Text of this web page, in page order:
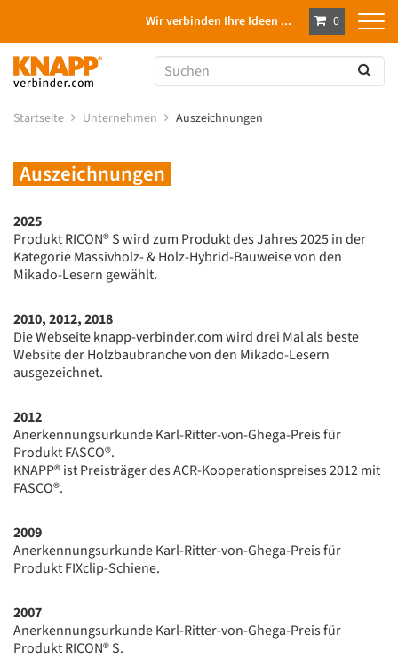
Wir verbinden Ihre Ideen ... 0
Startseite Unternehmen Auszeichnungen
Auszeichnungen
2025
Produkt RICON® S wird zum Produkt des Jahres 2025 in der
Kategorie Massivholz- & Holz-Hybrid-Bauweise von den
Mikado-Lesern gewählt.
2010, 2012, 2018
Die Webseite knapp-verbinder.com wird drei Mal als beste
Website der Holzbaubranche von den Mikado-Lesern
ausgezeichnet.
2012
Anerkennungsurkunde Karl-Ritter-von-Ghega-Preis für
Produkt FASCO®.
KNAPP® ist Preisträger des ACR-Kooperationspreises 2012 mit
FASCO®.
2009
Anerkennungsurkunde Karl-Ritter-von-Ghega-Preis für
Produkt FIXclip-Schiene.
2007
Anerkennungsurkunde Karl-Ritter-von-Ghega-Preis für
Produkt RICON® S.